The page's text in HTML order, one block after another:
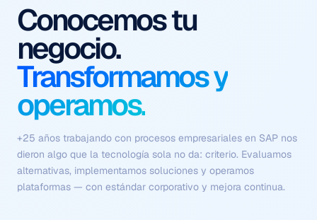
Procesos que se
ejecutan solos
Con contexto, criterio y
sin fricción.
negocio, ejecutan tareas complejas y se optimizan
continuamente — sin depender de intervención humana en
cada paso.